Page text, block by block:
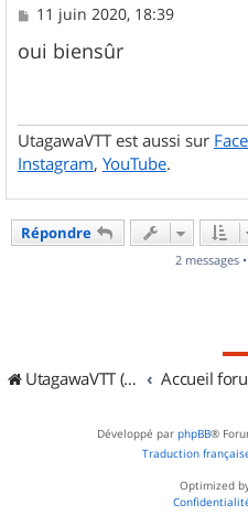
M
s
s
11 juin 2020, 18:39
oui biensûr
UtagawaVTT est aussi sur
Instagram, YouTube.
Répondre
2 messages
UtagawaVTT (Randos VTT et VTTAE avec traces GPS) Accueil
Développé par phpBB®
Traduction
Optimized